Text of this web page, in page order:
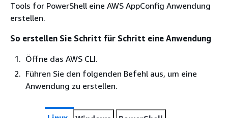
Tools for PowerShell eine AWS AppConfig Anwendung
erstellen.
So erstellen Sie Schritt für Schritt eine Anwendung
Öffne das AWS CLI.
Führen Sie den folgenden Befehl aus, um eine
Anwendung zu erstellen.